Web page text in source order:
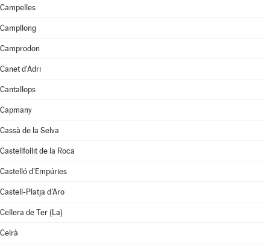
Campelles
Campllong
Camprodon
Canet d'Adri
Cantallops
Capmany
Cassà de la Selva
Castellfollit de la Roca
Castelló d'Empúries
Castell-Platja d'Aro
Cellera de Ter (La)
Celrà